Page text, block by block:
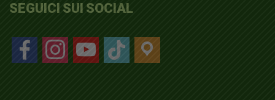
SEGUICI SUI SOCIAL
facebookinstagramyoutube tiktok location